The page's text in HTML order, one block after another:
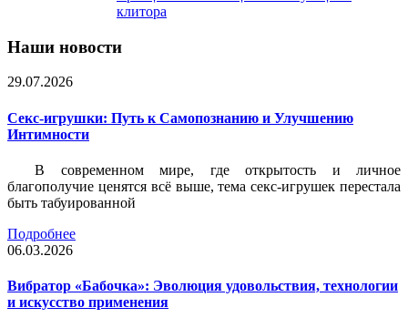
клитора
Наши новости
29.07.2026
Секс-игрушки: Путь к Самопознанию и Улучшению
Интимности
В современном мире, где открытость и личное
благополучие ценятся всё выше, тема секс-игрушек перестала
быть табуированной
Подробнее
06.03.2026
Вибратор «Бабочка»: Эволюция удовольствия, технологии
и искусство применения